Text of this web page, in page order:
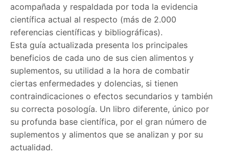
acompañada y respaldada por toda la evidencia
científica actual al respecto (más de 2.000
referencias científicas y bibliográficas).
Esta guía actualizada presenta los principales
beneficios de cada uno de sus cien alimentos y
suplementos, su utilidad a la hora de combatir
ciertas enfermedades y dolencias, si tienen
contraindicaciones o efectos secundarios y también
su correcta posología. Un libro diferente, único por
su profunda base científica, por el gran número de
suplementos y alimentos que se analizan y por su
actualidad.